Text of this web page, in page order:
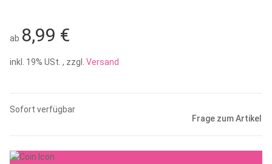
ab 8,99 €
inkl. 19% USt. , zzgl. Versand
Sofort verfügbar
Frage zum Artikel